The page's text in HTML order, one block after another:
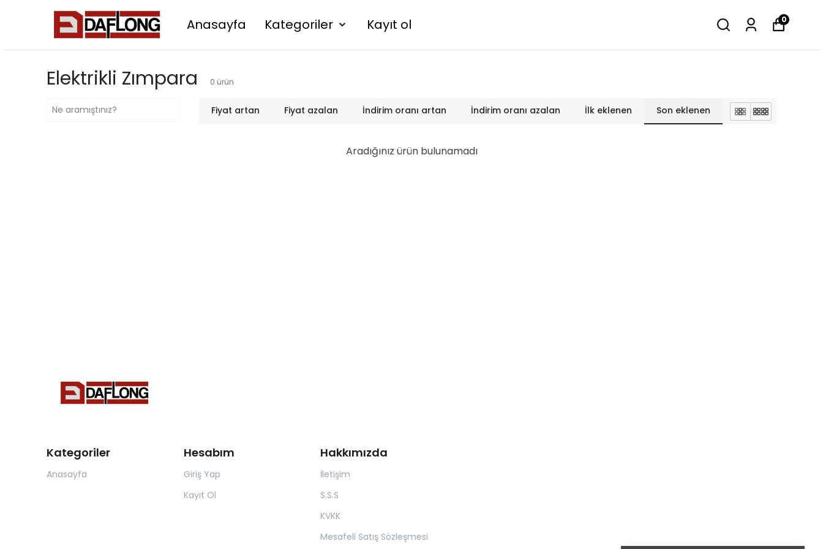
Anasayfa Kategoriler Kayıt ol 0
Elektrikli Zımpara 0 ürün
Fiyat artan Fiyat azalan İndirim oranı artan İndirim oranı azalan İlk eklenen Son eklenen
Aradığınız ürün bulunamadı
Kategoriler
Anasayfa
Hesabım
Giriş Yap
Kayıt Ol
Hakkımızda
İletişim
S.S.S
KVKK
Mesafeli Satış Sözleşmesi